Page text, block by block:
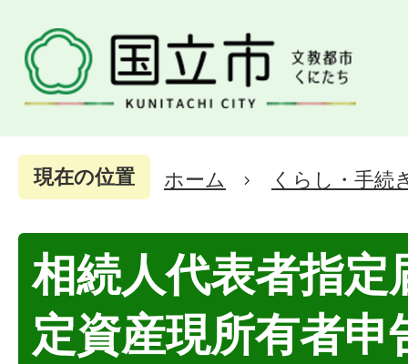
現在の位置 ホーム くらし・手続
相続人代表者指定
定資産現所有者申